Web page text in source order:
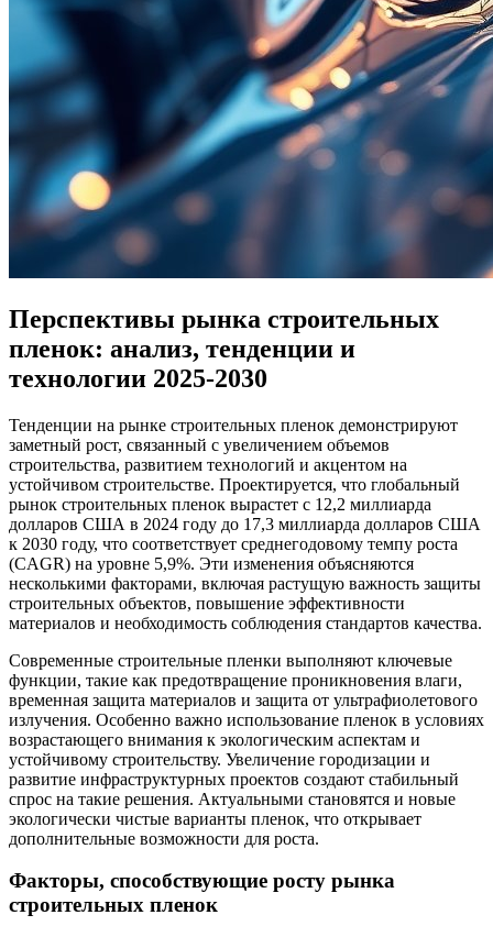
Перспективы рынка строительных
пленок: анализ, тенденции и
технологии 2025-2030
Тенденции на рынке строительных пленок демонстрируют
заметный рост, связанный с увеличением объемов
строительства, развитием технологий и акцентом на
устойчивом строительстве. Проектируется, что глобальный
рынок строительных пленок вырастет с 12,2 миллиарда
долларов США в 2024 году до 17,3 миллиарда долларов США
к 2030 году, что соответствует среднегодовому темпу роста
(CAGR) на уровне 5,9%. Эти изменения объясняются
несколькими факторами, включая растущую важность защиты
строительных объектов, повышение эффективности
материалов и необходимость соблюдения стандартов качества.
Современные строительные пленки выполняют ключевые
функции, такие как предотвращение проникновения влаги,
временная защита материалов и защита от ультрафиолетового
излучения. Особенно важно использование пленок в условиях
возрастающего внимания к экологическим аспектам и
устойчивому строительству. Увеличение городизации и
развитие инфраструктурных проектов создают стабильный
спрос на такие решения. Актуальными становятся и новые
экологически чистые варианты пленок, что открывает
дополнительные возможности для роста.
Факторы, способствующие росту рынка
строительных пленок